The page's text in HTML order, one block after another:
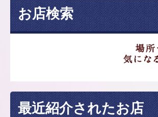
お店検索
最近紹介されたお店